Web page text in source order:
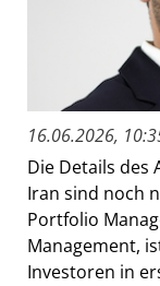
16.06.2026,
Die Details des
Iran sind noch
Portfolio
Management,
Investoren in